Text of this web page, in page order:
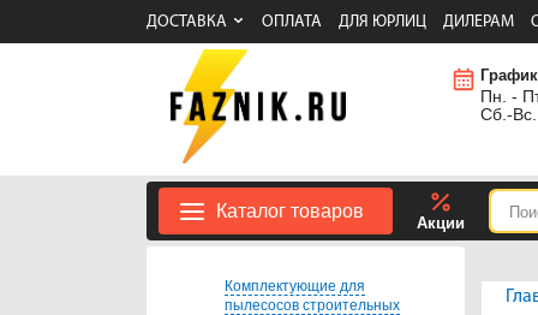
ДОСТАВКА ОПЛАТА ДЛЯ ЮРЛИЦ ДИЛЕРАМ
Пн. -
Сб.-
Каталог товаров
Акции
Комплектующие для
пылесосов строительных